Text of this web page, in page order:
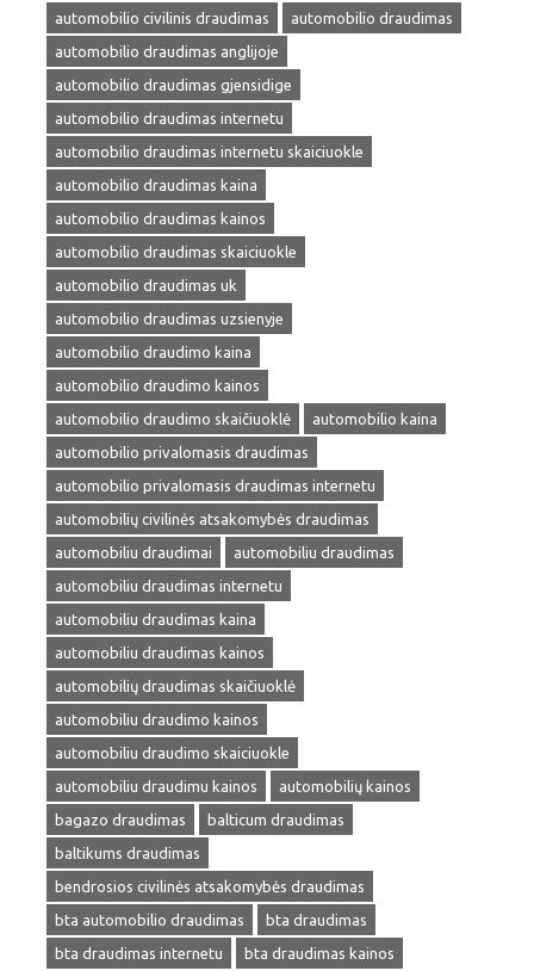
automobilio civilinis draudimas
automobilio draudimas
automobilio draudimas anglijoje
automobilio draudimas gjensidige
automobilio draudimas internetu
automobilio draudimas internetu skaiciuokle
automobilio draudimas kaina
automobilio draudimas kainos
automobilio draudimas skaiciuokle
automobilio draudimas uk
automobilio draudimas uzsienyje
automobilio draudimo kaina
automobilio draudimo kainos
automobilio draudimo skaičiuoklė
automobilio kaina
automobilio privalomasis draudimas
automobilio privalomasis draudimas internetu
automobilių civilinės atsakomybės draudimas
automobiliu draudimai
automobiliu draudimas
automobiliu draudimas internetu
automobiliu draudimas kaina
automobiliu draudimas kainos
automobilių draudimas skaičiuoklė
automobiliu draudimo kainos
automobiliu draudimo skaiciuokle
automobiliu draudimu kainos
automobilių kainos
bagazo draudimas
balticum draudimas
baltikums draudimas
bendrosios civilinės atsakomybės draudimas
bta automobilio draudimas
bta draudimas
bta draudimas internetu
bta draudimas kainos